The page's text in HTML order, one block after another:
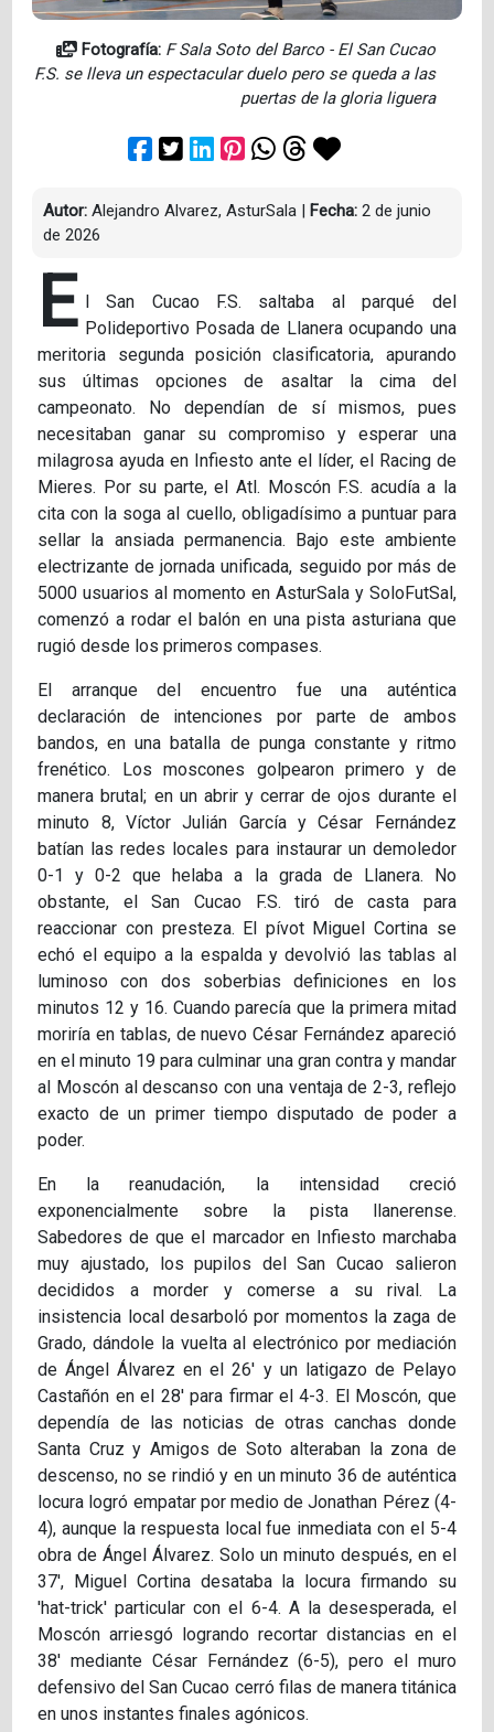
Fotografía: F Sala Soto del Barco - El San Cucao
F.S. se lleva un espectacular duelo pero se queda a las
puertas de la gloria liguera
Autor: Alejandro Alvarez, AsturSala | Fecha: 2 de junio
de 2026
E l San Cucao F.S. saltaba al parqué del
Polideportivo Posada de Llanera ocupando una
meritoria segunda posición clasificatoria, apurando
sus últimas opciones de asaltar la cima del
campeonato. No dependían de sí mismos, pues
necesitaban ganar su compromiso y esperar una
milagrosa ayuda en Infiesto ante el líder, el Racing de
Mieres. Por su parte, el Atl. Moscón F.S. acudía a la
cita con la soga al cuello, obligadísimo a puntuar para
sellar la ansiada permanencia. Bajo este ambiente
electrizante de jornada unificada, seguido por más de
5000 usuarios al momento en AsturSala y SoloFutSal,
comenzó a rodar el balón en una pista asturiana que
rugió desde los primeros compases.
El arranque del encuentro fue una auténtica
declaración de intenciones por parte de ambos
bandos, en una batalla de punga constante y ritmo
frenético. Los moscones golpearon primero y de
manera brutal; en un abrir y cerrar de ojos durante el
minuto 8, Víctor Julián García y César Fernández
batían las redes locales para instaurar un demoledor
0-1 y 0-2 que helaba a la grada de Llanera. No
obstante, el San Cucao F.S. tiró de casta para
reaccionar con presteza. El pívot Miguel Cortina se
echó el equipo a la espalda y devolvió las tablas al
luminoso con dos soberbias definiciones en los
minutos 12 y 16. Cuando parecía que la primera mitad
moriría en tablas, de nuevo César Fernández apareció
en el minuto 19 para culminar una gran contra y mandar
al Moscón al descanso con una ventaja de 2-3, reflejo
exacto de un primer tiempo disputado de poder a
poder.
En la reanudación, la intensidad creció
exponencialmente sobre la pista llanerense.
Sabedores de que el marcador en Infiesto marchaba
muy ajustado, los pupilos del San Cucao salieron
decididos a morder y comerse a su rival. La
insistencia local desarboló por momentos la zaga de
Grado, dándole la vuelta al electrónico por mediación
de Ángel Álvarez en el 26' y un latigazo de Pelayo
Castañón en el 28' para firmar el 4-3. El Moscón, que
dependía de las noticias de otras canchas donde
Santa Cruz y Amigos de Soto alteraban la zona de
descenso, no se rindió y en un minuto 36 de auténtica
locura logró empatar por medio de Jonathan Pérez (4-
4), aunque la respuesta local fue inmediata con el 5-4
obra de Ángel Álvarez. Solo un minuto después, en el
37', Miguel Cortina desataba la locura firmando su
'hat-trick' particular con el 6-4. A la desesperada, el
Moscón arriesgó logrando recortar distancias en el
38' mediante César Fernández (6-5), pero el muro
defensivo del San Cucao cerró filas de manera titánica
en unos instantes finales agónicos.